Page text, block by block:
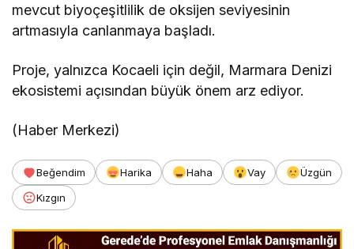
mevcut biyoçeşitlilik de oksijen seviyesinin
artmasıyla canlanmaya başladı.
Proje, yalnızca Kocaeli için değil, Marmara Denizi
ekosistemi açısından büyük önem arz ediyor.
(Haber Merkezi)
Beğendim Harika Haha Vay
Üzgün
Kızgın